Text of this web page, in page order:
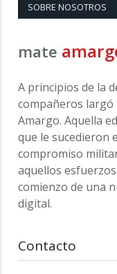
SOBRE NOSOTROS
mate
A principios de la
compañeros largó
Amargo. Aquella
que le sucedieron
compromiso
aquellos
comienzo de una
digital.
Contacto